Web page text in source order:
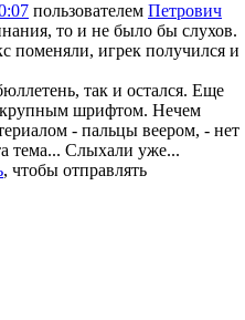
пользователем Петрович
то и не было бы слухов.
поменяли, игрек получился и
так и остался. Еще
крупным шрифтом. Нечем
- пальцы веером, - нет
тема... Слыхали уже...
, чтобы отправлять